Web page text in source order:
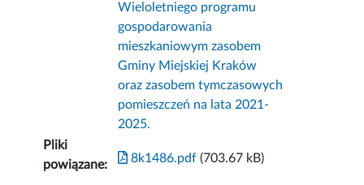
Wieloletniego programu
gospodarowania
mieszkaniowym zasobem
Gminy Miejskiej Kraków
oraz zasobem tymczasowych
pomieszczeń na lata 2021-
2025.
Pliki
powiązane:
8k1486.pdf (703.67 kB)